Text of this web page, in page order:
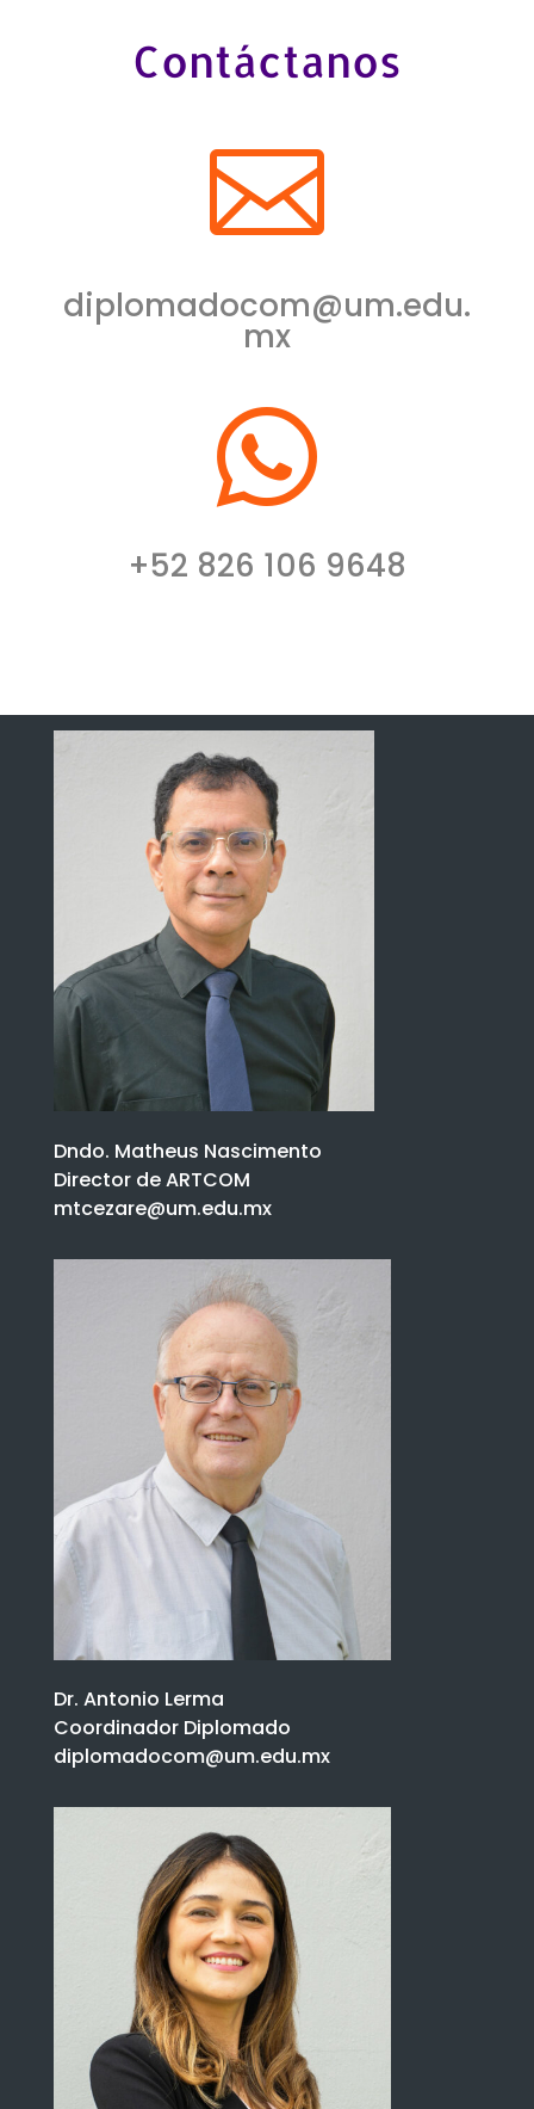
Contáctanos

diplomadocom@um.edu.
mx

+52 826 106 9648
Dndo. Matheus Nascimento
Director de ARTCOM
mtcezare@um.edu.mx
Dr. Antonio Lerma
Coordinador Diplomado
diplomadocom@um.edu.mx